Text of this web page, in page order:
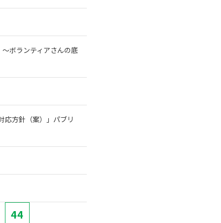
ボランティアさんの底
応方針（案）」パブリ
44